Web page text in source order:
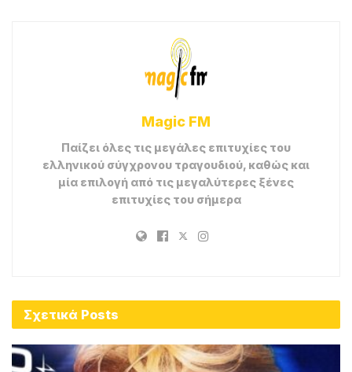
Magic FM
Παίζει όλες τις μεγάλες επιτυχίες του
ελληνικού σύγχρονου τραγουδιού, καθώς και
μία επιλογή από τις μεγαλύτερες ξένες
επιτυχίες του σήμερα
Σχετικά Posts